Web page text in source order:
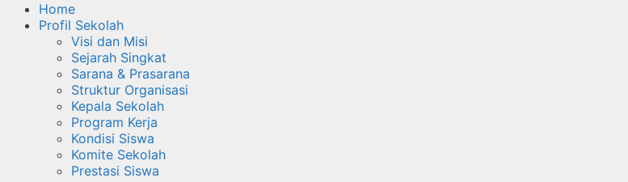
Home
Profil Sekolah
Visi dan Misi
Sejarah Singkat
Sarana & Prasarana
Struktur Organisasi
Kepala Sekolah
Program Kerja
Kondisi Siswa
Komite Sekolah
Prestasi Siswa